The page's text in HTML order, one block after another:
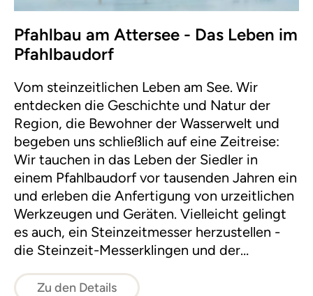
Pfahlbau am Attersee - Das Leben im
Pfahlbaudorf
Vom steinzeitlichen Leben am See. Wir
entdecken die Geschichte und Natur der
Region, die Bewohner der Wasserwelt und
begeben uns schließlich auf eine Zeitreise:
Wir tauchen in das Leben der Siedler in
einem Pfahlbaudorf vor tausenden Jahren ein
und erleben die Anfertigung von urzeitlichen
Werkzeugen und Geräten. Vielleicht gelingt
es auch, ein Steinzeitmesser herzustellen -
die Steinzeit-Messerklingen und der
Zu den Details